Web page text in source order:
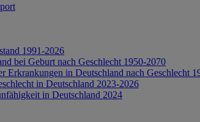
1991-2026
bei Geburt nach Geschlecht 1950-2070
Erkrankungen in Deutschland nach Geschlecht
in Deutschland 2023-2026
in Deutschland 2024